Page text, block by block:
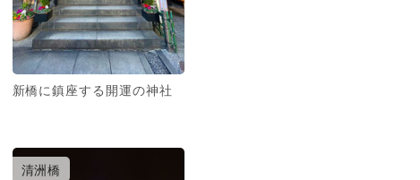
新橋に鎮座する開運の神社
清洲橋